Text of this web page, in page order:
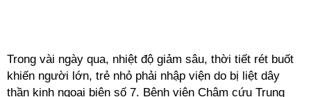
Trong vài ngày qua, nhiệt độ giảm sâu, thời tiết rét buốt
khiến người lớn, trẻ nhỏ phải nhập viện do bị liệt dây
thần kinh ngoại biên số 7. Bệnh viện Châm cứu Trung